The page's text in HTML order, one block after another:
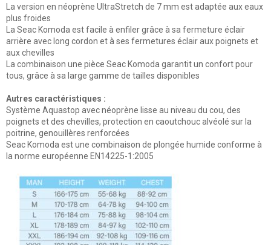
La version en néoprène UltraStretch de 7 mm est adaptée aux eaux
plus froides
La Seac Komoda est facile à enfiler grâce à sa fermeture éclair
arrière avec long cordon et à ses fermetures éclair aux poignets et
aux chevilles
La combinaison une pièce Seac Komoda garantit un confort pour
tous, grâce à sa large gamme de tailles disponibles
Autres caractéristiques :
Système Aquastop avec néoprène lisse au niveau du cou, des
poignets et des chevilles, protection en caoutchouc alvéolé sur la
poitrine, genouillères renforcées
Seac Komoda est une combinaison de plongée humide conforme à
la norme européenne EN14225-1:2005